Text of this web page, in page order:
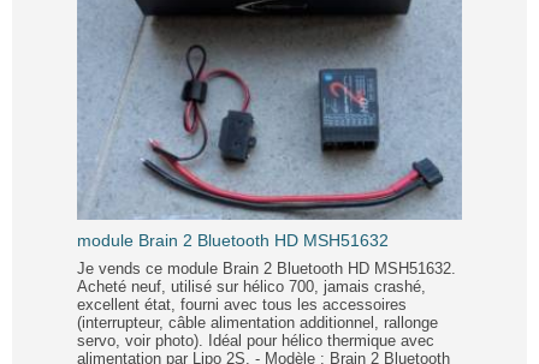
module Brain 2 Bluetooth HD MSH51632
Je vends ce module Brain 2 Bluetooth HD MSH51632.
Acheté neuf, utilisé sur hélico 700, jamais crashé,
excellent état, fourni avec tous les accessoires
(interrupteur, câble alimentation additionnel, rallonge
servo, voir photo). Idéal pour hélico thermique avec
alimentation par Lipo 2S. - Modèle : Brain 2 Bluetooth